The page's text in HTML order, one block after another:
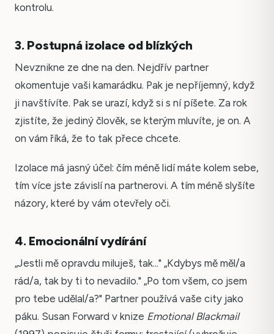
kontrolu.
3. Postupná izolace od blízkých
Nevznikne ze dne na den. Nejdřív partner
okomentuje vaši kamarádku. Pak je nepříjemný, když
ji navštívíte. Pak se urazí, když si s ní píšete. Za rok
zjistíte, že jediný člověk, se kterým mluvíte, je on. A
on vám říká, že to tak přece chcete.
Izolace má jasný účel: čím méně lidí máte kolem sebe,
tím více jste závislí na partnerovi. A tím méně slyšíte
názory, které by vám otevřely oči.
4. Emocionální vydírání
„Jestli mě opravdu miluješ, tak..." „Kdybys mě měl/a
rád/a, tak by ti to nevadilo." „Po tom všem, co jsem
pro tebe udělal/a?" Partner používá vaše city jako
páku. Susan Forward v knize Emotional Blackmail